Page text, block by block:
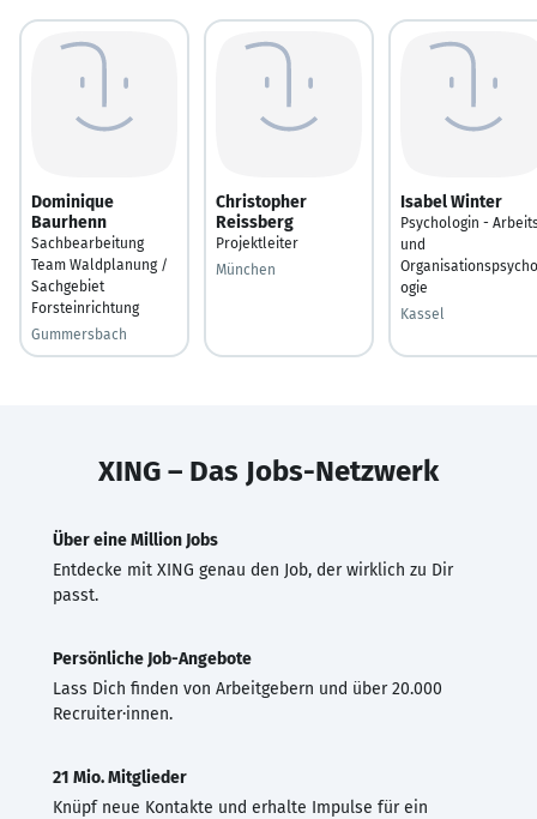
Dominique
Baurhenn
Sachbearbeitung
Team Waldplanung /
Sachgebiet
Forsteinrichtung
Gummersbach
Christopher
Reissberg
Projektleiter
München
Isabel Winter
Psychologin -
und
ogie
Kassel
XING – Das Jobs-Netzwerk
Über eine Million Jobs
Entdecke mit XING genau den Job, der wirklich zu Dir
passt.
Persönliche Job-Angebote
Lass Dich finden von Arbeitgebern und über 20.000
Recruiter·innen.
21 Mio. Mitglieder
Knüpf neue Kontakte und erhalte Impulse für ein